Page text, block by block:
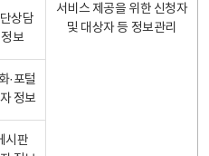
서비스 제공을 위한 신청자
및 대상자 등 정보관리
상담
보
·포털
정보
시판